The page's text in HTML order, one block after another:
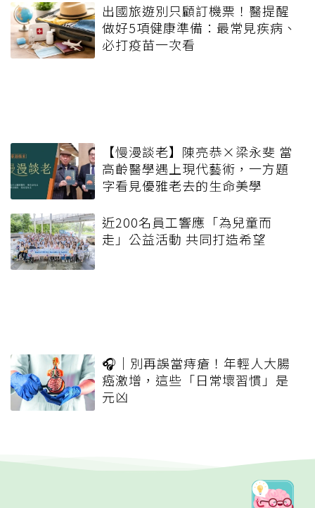
出國旅遊別只顧訂機票！醫提醒
做好5項健康準備：最常見疾病、
必打疫苗一次看
【慢漫談老】陳亮恭×梁永斐 當
高齡醫學遇上現代藝術，一方題
字看見優雅老去的生命美學
近200名員工響應「為兒童而
走」公益活動 共同打造希望
🎧｜別再誤當痔瘡！年輕人大腸
癌激增，這些「日常壞習慣」是
元凶